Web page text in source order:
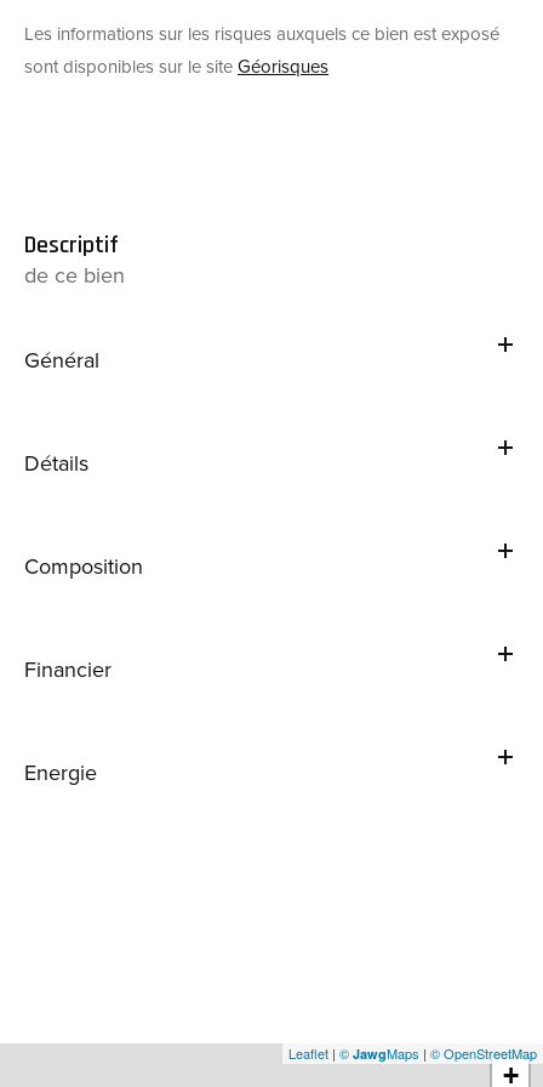
Les informations sur les risques auxquels ce bien est exposé
sont disponibles sur le siteGéorisques
descriptif
de ce bien
Général
Détails
Composition
Financier
Energie
+
Leaflet | © JawgMaps | © OpenStreetMap